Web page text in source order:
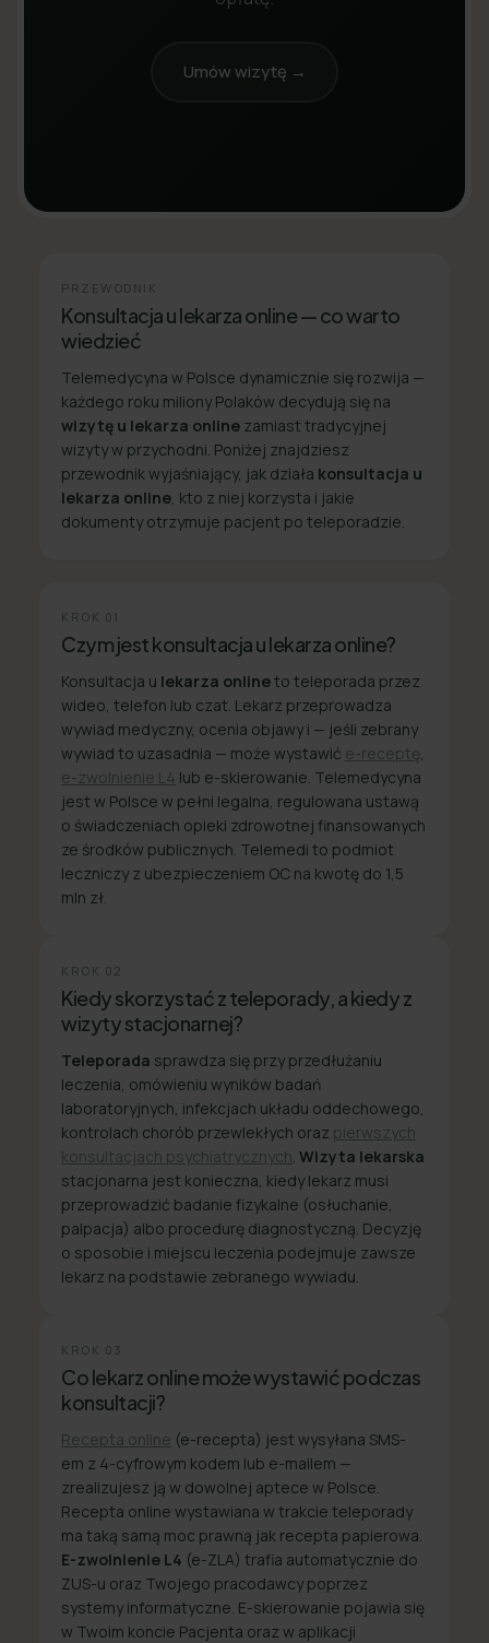
Umów wizytę →
PRZEWODNIK
Konsultacja u lekarza online — co warto
wiedzieć
Telemedycyna w Polsce dynamicznie się rozwija —
każdego roku miliony Polaków decydują się na
wizytę u lekarza online zamiast tradycyjnej
wizyty w przychodni. Poniżej znajdziesz
przewodnik wyjaśniający, jak działa konsultacja u
lekarza online , kto z niej korzysta i jakie
dokumenty otrzymuje pacjent po teleporadzie.
KROK 01
Czym jest konsultacja u lekarza online?
Konsultacja u lekarza onlineto teleporada przez
wideo, telefon lub czat. Lekarz przeprowadza
wywiad medyczny, ocenia objawy i — jeśli zebrany
wywiad to uzasadnia — może wystawić e-receptę
e-zwolnienie L4 lub e-skierowanie. Telemedycyna
jest w Polsce w pełni legalna, regulowana ustawą
o świadczeniach opieki zdrowotnej finansowanych
ze środków publicznych. Telemedi to podmiot
leczniczy z ubezpieczeniem OC na kwotę do 1,5
mln zł.
KROK 02
Kiedy skorzystać z teleporady, a kiedy z
wizyty stacjonarnej?
Teleporada sprawdza się przy przedłużaniu
leczenia, omówieniu wyników badań
laboratoryjnych, infekcjach układu oddechowego,
kontrolach chorób przewlekłych oraz pierwszych
konsultacjach psychiatrycznych Wizyta lekarska
stacjonarna jest konieczna, kiedy lekarz musi
przeprowadzić badanie fizykalne (osłuchanie,
palpacja) albo procedurę diagnostyczną. Decyzję
o sposobie i miejscu leczenia podejmuje zawsze
lekarz na podstawie zebranego wywiadu.
KROK 03
Co lekarz online może wystawić podczas
konsultacji?
Recepta online (e-recepta) jest wysyłana SMS-
em z 4-cyfrowym kodem lub e-mailem —
zrealizujesz ją w dowolnej aptece w Polsce.
Recepta online wystawiana w trakcie teleporady
ma taką samą moc prawną jak recepta papierowa.
E-zwolnienie L4 (e-ZLA) trafia automatycznie do
ZUS-u oraz Twojego pracodawcy poprzez
systemy informatyczne. E-skierowanie pojawia się
w Twoim koncie Pacjenta oraz w aplikacji